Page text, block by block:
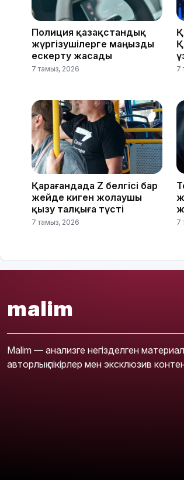
Полиция қазақстандық
жүргізушілерге маңызды
ескерту жасады
7 тамыз, 2026 7
Қарағандада Z белгісі бар
жейде киген жолаушы
қызу талқыға түсті
7 тамыз, 2026 7
malim
Malim — анализге негізделген
авторлық пікірлер мен эксклюзив